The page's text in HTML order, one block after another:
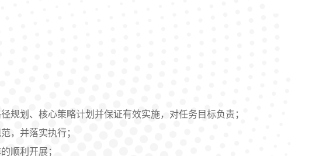
规划、核心策略计划并保证有效实施，对任务目标负责；
，并落实执行；
顺利开展；